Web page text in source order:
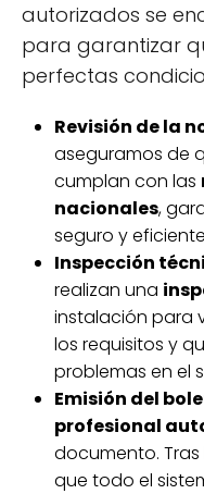
autorizados se
para garantizar
perfectas
Revisión de la
aseguramos de
cumplan con las
nacionales,
seguro y
Inspección
realizan una
instalación para
los requisitos y
problemas en el
Emisión del
profesional
documento.
que todo el